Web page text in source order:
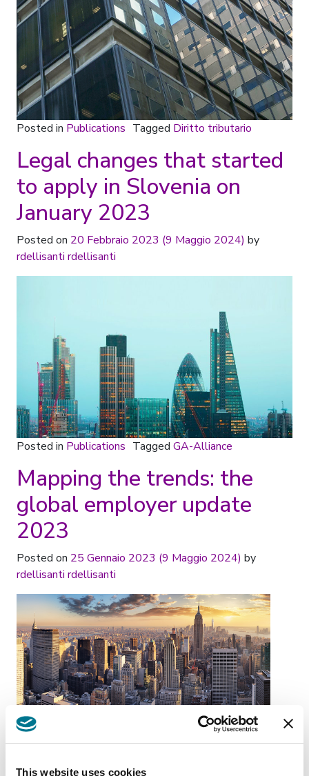
This website uses cookies
Posted in Publications Tagged Diritto tributario
Legal changes that started
to apply in Slovenia on
January 2023
Posted on 20 Febbraio 2023 (9 Maggio 2024) by
rdellisanti rdellisanti
Posted in Publications Tagged GA-Alliance
Mapping the trends: the
global employer update
2023
Posted on 25 Gennaio 2023 (9 Maggio 2024) by
rdellisanti rdellisanti
Posted inPublications TaggedGA-Alliance